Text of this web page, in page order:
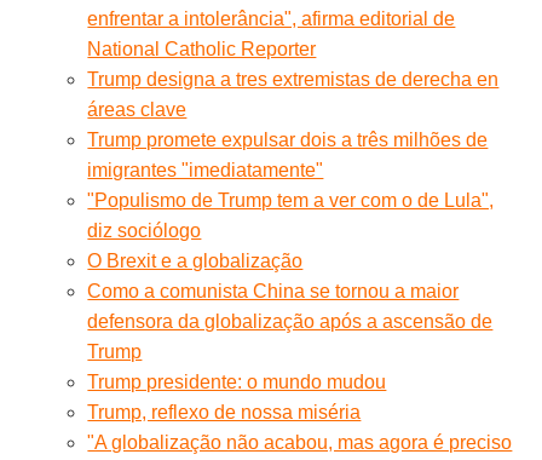
enfrentar a intolerância", afirma editorial de
National Catholic Reporter
Trump designa a tres extremistas de derecha en
áreas clave
Trump promete expulsar dois a três milhões de
imigrantes "imediatamente"
"Populismo de Trump tem a ver com o de Lula",
diz sociólogo
O Brexit e a globalização
Como a comunista China se tornou a maior
defensora da globalização após a ascensão de
Trump
Trump presidente: o mundo mudou
Trump, reflexo de nossa miséria
"A globalização não acabou, mas agora é preciso